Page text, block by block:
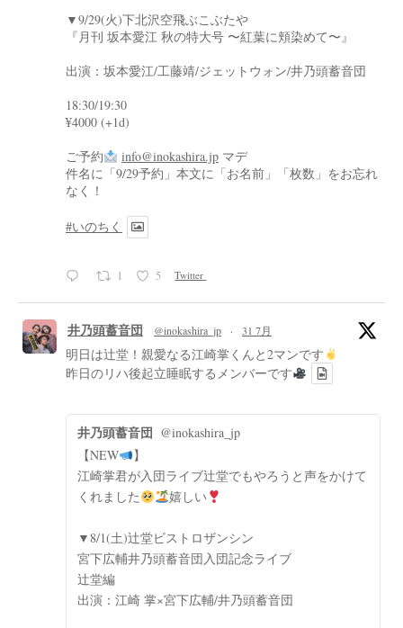
▼9/29(火)下北沢空飛ぶこぶたや
『月刊 坂本愛江 秋の特大号 〜紅葉に頬染めて〜』
出演：坂本愛江/工藤靖/ジェットウォン/井乃頭蓄音団
18:30/19:30
¥4000 (+1d)
ご予約
info@inokashira.jp マデ
件名に「9/29予約」本文に「お名前」「枚数」をお忘れ
なく！
#いのちく
1 5 Twitter
井乃頭蓄音団 @inokashira_jp · 31 7月
明日は辻堂！親愛なる江崎掌くんと2マンです
昨日のリハ後起立睡眠するメンバーです
井乃頭蓄音団 @inokashira_jp
【NEW
】
江崎掌君が入団ライブ辻堂でもやろうと声をかけて
くれました
嬉しい
▼8/1(土)辻堂ビストロザンシン
宮下広輔井乃頭蓄音団入団記念ライブ
辻堂編
出演：江崎 掌×宮下広輔/井乃頭蓄音団